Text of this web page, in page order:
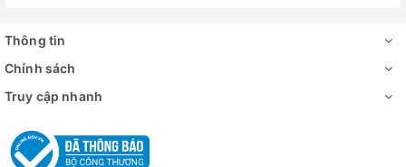
Thông tin
Chính sách
Truy cập nhanh